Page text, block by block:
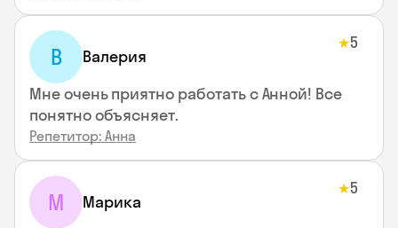
В Валерия
★5
Мне очень приятно работать с Анной! Все
понятно объясняет.
Репетитор: Анна
М Марика
★5